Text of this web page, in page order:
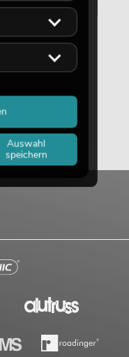
Auswahl
speichern